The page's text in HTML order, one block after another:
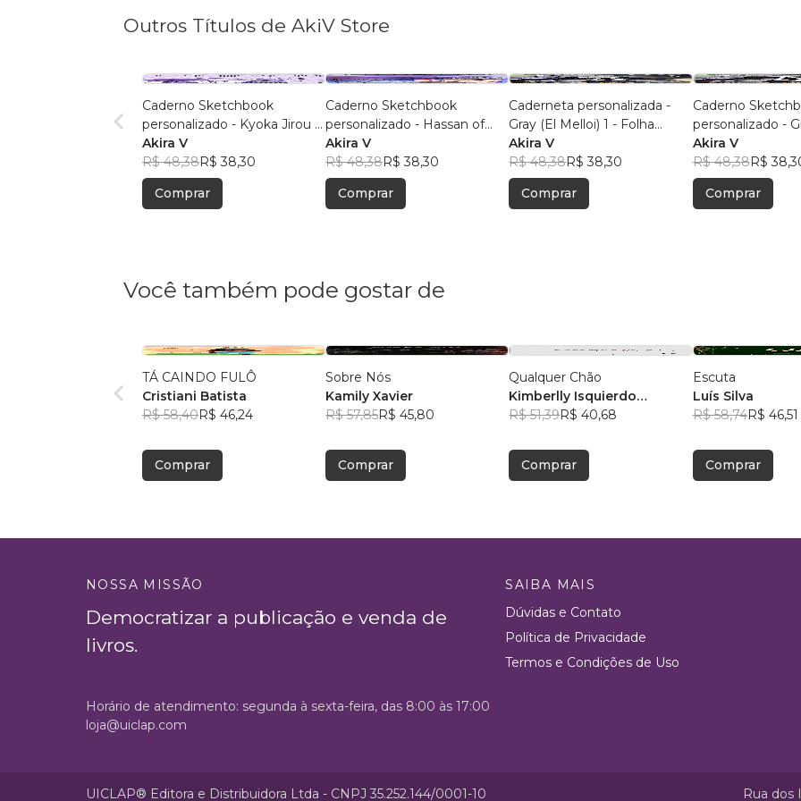
Outros Títulos de AkiV Store
Caderno Sketchbook
personalizado - Kyoka Jirou 1
(pequeno) - Folha branca
Akira V
R$ 48,38R$ 38,30
Comprar
Caderno Sketchbook
personalizado - Hassan of
Serenity IDOL 1 (pequeno) -
Folha branca
Akira V
R$ 48,38R$ 38,30
Comprar
Caderneta personalizada -
Gray (El Melloi) 1 - Folha
branca
Akira V
R$ 48,38R$ 38,30
Comprar
Caderno
personalizado -
Melloi) 1
branca
Akira V
R$ 48,38R$
Comprar
Você também pode gostar de
TÁ CAINDO FULÔ
Cristiani Batista
R$ 58,40R$ 46,24
Comprar
Sobre Nós
Kamily Xavier
R$ 57,85R$ 45,80
Comprar
Qualquer Chão
Kimberlly Isquierdo
Bongalhardo
R$ 51,39R$ 40,68
Comprar
Escuta
Luís Silva
R$ 58,74R$ 46,51
Comprar
NOSSA MISSÃO
Democratizar a publicação e venda de
livros.
SAIBA MAIS
Dúvidas e Contato
Política de Privacidade
Termos e Condições de Uso
Horário de atendimento: segunda à sexta-feira, das 8:00 às 17:00
loja@uiclap.com
UICLAP® Editora e Distribuidora Ltda - CNPJ 35.252.144/0001-10 Rua dos